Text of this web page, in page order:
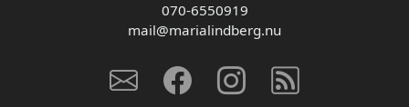
070-6550919
mail@marialindberg.nu